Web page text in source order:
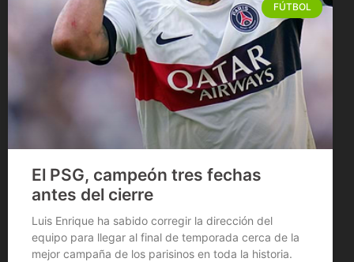
FÚTBOL
El PSG, campeón tres fechas
antes del cierre
Luis Enrique ha sabido corregir la dirección del
equipo para llegar al final de temporada cerca de la
mejor campaña de los parisinos en toda la historia.